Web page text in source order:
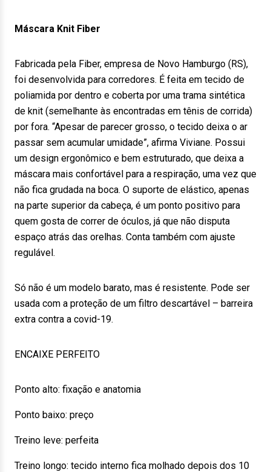
Máscara Knit Fiber
Fabricada pela Fiber, empresa de Novo Hamburgo (RS),
foi desenvolvida para corredores. É feita em tecido de
poliamida por dentro e coberta por uma trama sintética
de knit (semelhante às encontradas em tênis de corrida)
por fora. “Apesar de parecer grosso, o tecido deixa o ar
passar sem acumular umidade”, afirma Viviane. Possui
um design ergonômico e bem estruturado, que deixa a
máscara mais confortável para a respiração, uma vez que
não fica grudada na boca. O suporte de elástico, apenas
na parte superior da cabeça, é um ponto positivo para
quem gosta de correr de óculos, já que não disputa
espaço atrás das orelhas. Conta também com ajuste
regulável.
Só não é um modelo barato, mas é resistente. Pode ser
usada com a proteção de um filtro descartável – barreira
extra contra a covid-19.
ENCAIXE PERFEITO
Ponto alto: fixação e anatomia
Ponto baixo: preço
Treino leve: perfeita
Treino longo: tecido interno fica molhado depois dos 10